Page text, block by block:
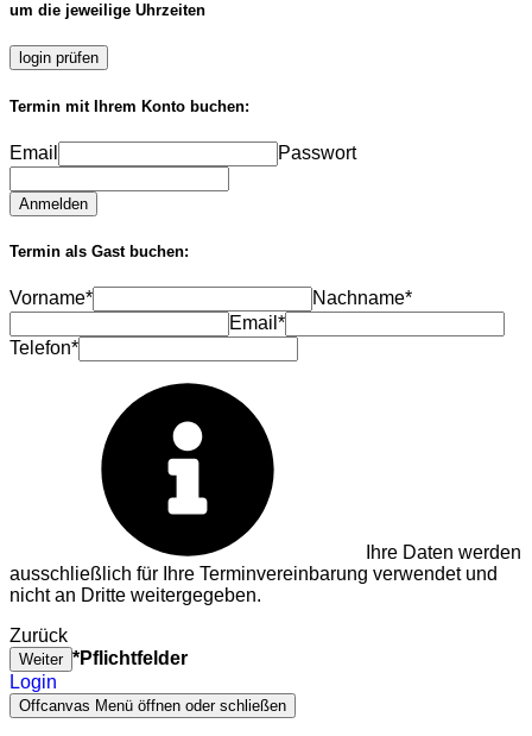
um die jeweilige Uhrzeiten
login prüfen
Termin mit Ihrem Konto buchen:
Email Passwort
Anmelden
Termin als Gast buchen:
Vorname*
Nachname*
Email*
Telefon*
Ihre Daten werden
ausschließlich für Ihre Terminvereinbarung verwendet und
nicht an Dritte weitergegeben.
Zurück
Weiter *Pflichtfelder
Login
Offcanvas Menü öffnen oder schließen